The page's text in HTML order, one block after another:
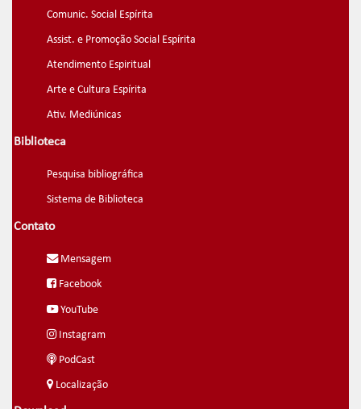
Comunic. Social Espírita
Assist. e Promoção Social Espírita
Atendimento Espiritual
Arte e Cultura Espírita
Ativ. Mediúnicas
Biblioteca
Pesquisa bibliográfica
Sistema de Biblioteca
Contato
Mensagem
Facebook
YouTube
Instagram
PodCast
Localização